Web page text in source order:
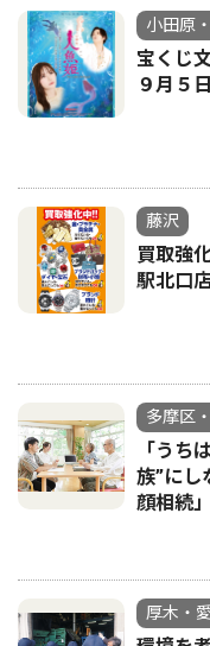
小田原
宝くじ
９月５
藤沢
買取強
駅北口
多摩区
「うち
族”にし
顔相続
厚木・